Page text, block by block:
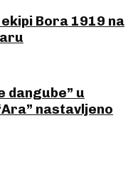
Bora 1919 na
dangube” u
nastavljeno